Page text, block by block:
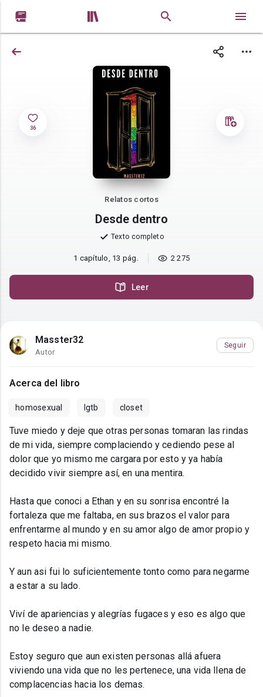
 
36
Relatos cortos
Desde dentro
Texto completo
1 capítulo, 13 pág. 2 275
Leer
Masster32
Autor
Seguir
Acerca del libro
homosexual lgtb closet
Tuve miedo y deje que otras personas tomaran las rindas
de mi vida, siempre complaciendo y cediendo pese al
dolor que yo mismo me cargara por esto y ya había
decidido vivir siempre así, en una mentira.
Hasta que conoci a Ethan y en su sonrisa encontré la
fortaleza que me faltaba, en sus brazos el valor para
enfrentarme al mundo y en su amor algo de amor propio y
respeto hacia mi mismo.
Y aun asi fui lo suficientemente tonto como para negarme
a estar a su lado.
Viví de apariencias y alegrías fugaces y eso es algo que
no le deseo a nadie.
Estoy seguro que aun existen personas allá afuera
viviendo una vida que no les pertenece, una vida llena de
complacencias hacia los demas.